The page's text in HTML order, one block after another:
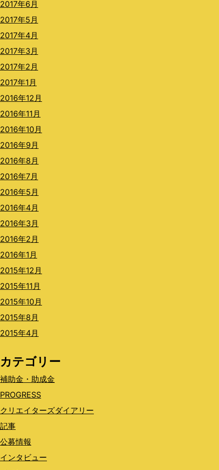
2017年6月
2017年5月
2017年4月
2017年3月
2017年2月
2017年1月
2016年12月
2016年11月
2016年10月
2016年9月
2016年8月
2016年7月
2016年5月
2016年4月
2016年3月
2016年2月
2016年1月
2015年12月
2015年11月
2015年10月
2015年8月
2015年4月
カテゴリー
補助金・助成金
PROGRESS
クリエイターズダイアリー
記事
公募情報
インタビュー